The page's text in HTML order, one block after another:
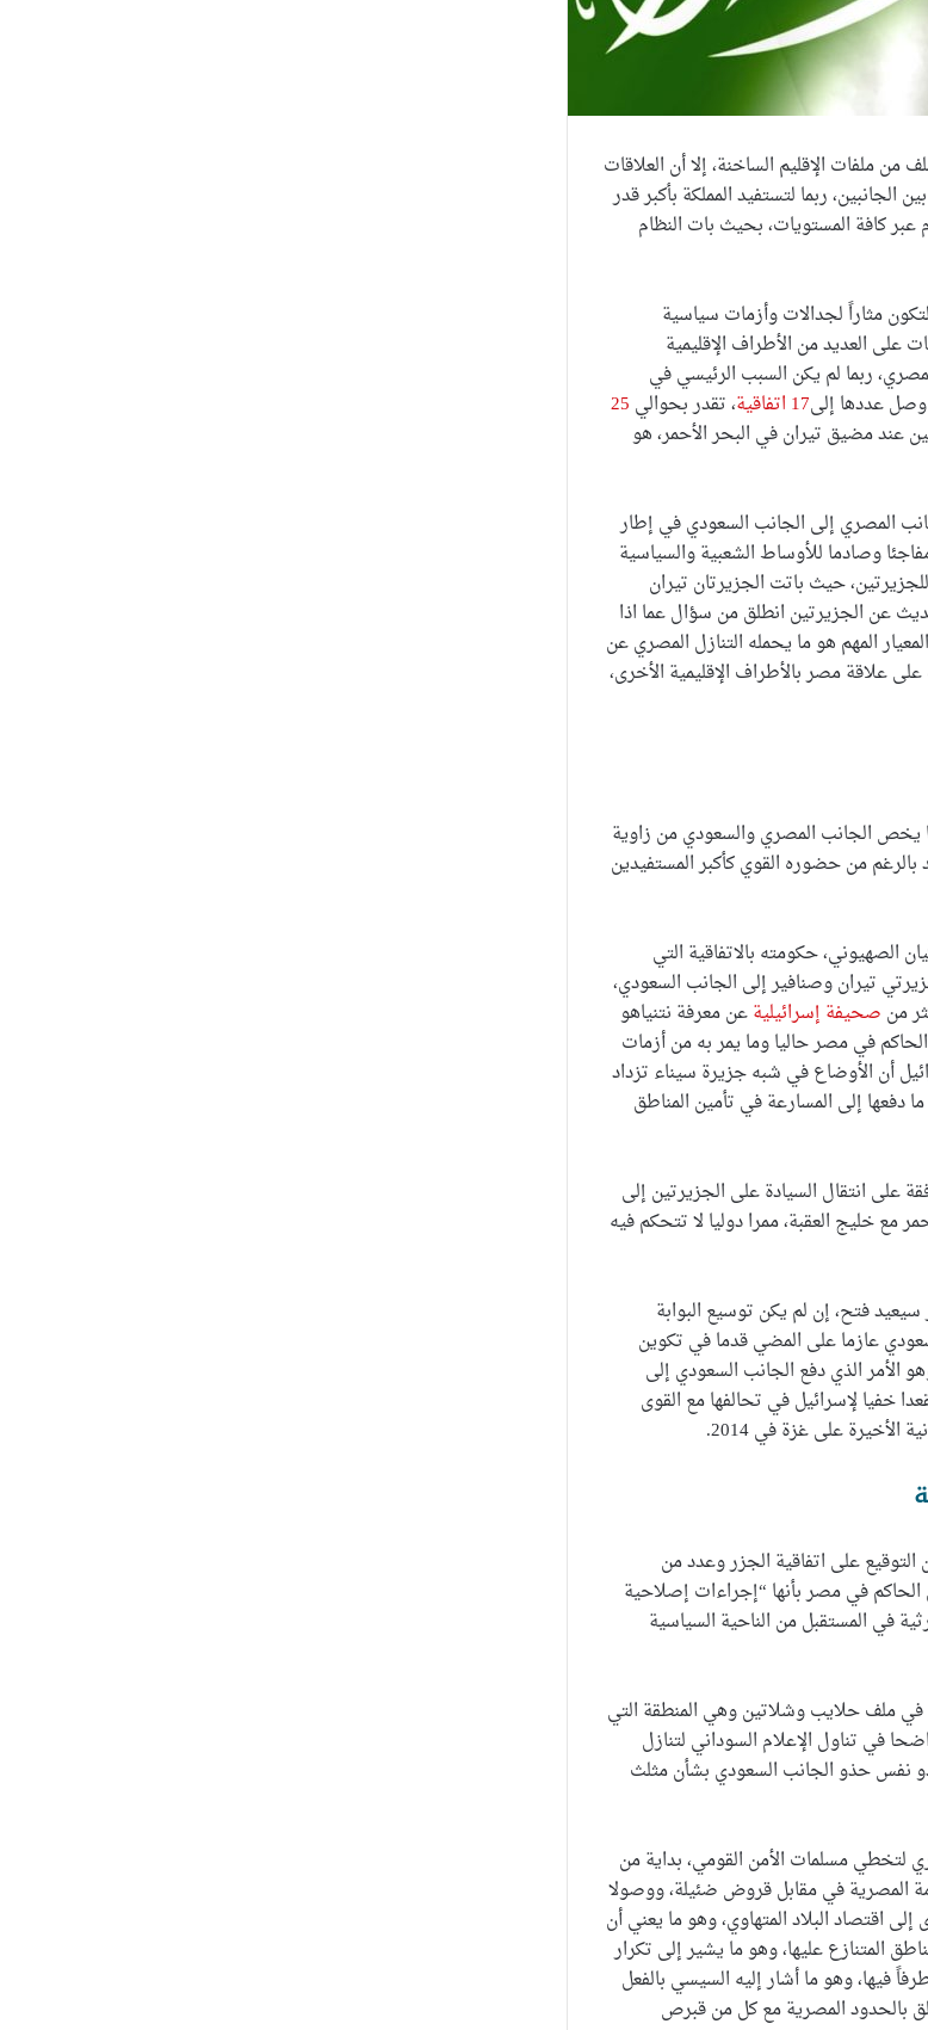
ملفات الإقليم الساخنة، إلا أن العلاقات
ربما لتستفيد المملكة بأكبر قدر
عبر كافة المستويات، بحيث بات النظام
السياق جاءت زيارة الملك سلمان إلى مصر بين 7 و10 أبريل 2016، لتكون مثاراً لجدالات وأزمات سياسية
على العديد من الأطراف الإقليمية
ربما لم يكن السبب الرئيسي في
وصل عددها إلى17 اتفاقية ، تقدر بحوالي 25
عند مضيق تيران في البحر الأحمر، هو
المصري إلى الجانب السعودي في إطار
وصادما للأوساط الشعبية والسياسية
حيث باتت الجزيرتان تيران
عن الجزيرتين انطلق من سؤال عما اذا
المهم هو ما يحمله التنازل المصري عن
علاقة مصر بالأطراف الإقليمية الأخرى،
يخص الجانب المصري والسعودي من زاوية
بالرغم من حضوره القوي كأكبر المستفيدين
الصهيوني، حكومته بالاتفاقية التي
تيران وصنافير إلى الجانب السعودي،
من صحيفة إسرائيليةعن معرفة نتنياهو
في مصر حاليا وما يمر به من أزمات
أن الأوضاع في شبه جزيرة سيناء تزداد
دفعها إلى المسارعة في تأمين المناطق
على انتقال السيادة على الجزيرتين إلى
مع خليج العقبة، ممرا دوليا لا تتحكم فيه
فتح، إن لم يكن توسيع البوابة
عازما على المضي قدما في تكوين
الأمر الذي دفع الجانب السعودي إلى
خفيا لإسرائيل في تحالفها مع القوى
على غزة في 2014.
التوقيع على اتفاقية الجزر وعدد من
في مصر بأنها “إجراءات إصلاحية
في المستقبل من الناحية السياسية
في ملف حلايب وشلاتين وهي المنطقة التي
في تناول الإعلام السوداني لتنازل
نفس حذو الجانب السعودي بشأن مثلث
لتخطي مسلمات الأمن القومي، بداية من
المصرية في مقابل قروض ضئيلة، ووصولا
اقتصاد البلاد المتهاوي، وهو ما يعني أن
المتنازع عليها، وهو ما يشير إلى تكرار
فيها، وهو ما أشار إليه السيسي بالفعل
في 13 أبريل 2016، وخاصة ما يتعلق بالحدود المصرية مع كل من قبرص